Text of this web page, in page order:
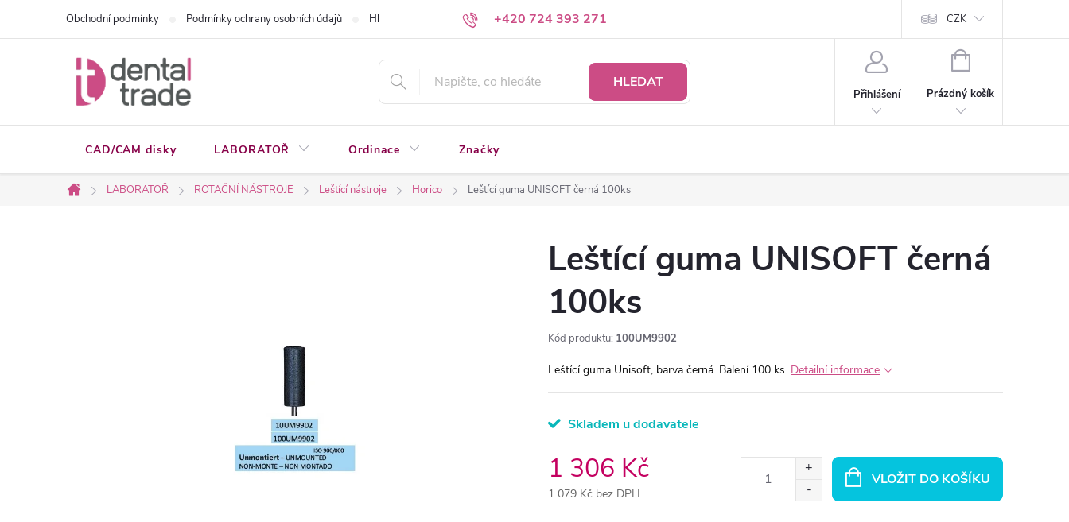
+420 724 393 271
Obchodní podmínky Podmínky ochrany osobních údajů Hledáte a nenacházíte? Napište nám CZK
HLEDAT
Přihlášení
NÁKUPNÍ
Prázdný košík
CAD/CAM disky LABORATOŘ Ordinace Značky
Domů
LABORATOŘ ROTAČNÍ NÁSTROJE Leštící nástroje Horico Leštící guma UNISOFT černá 100ks
Leštící guma UNISOFT černá
100ks
Kód produktu: 100UM9902
Leštící guma Unisoft, barva černá. Balení 100 ks. Detailní informace
Skladem u dodavatele
1 306 Kč
1 079 Kč bez DPH
VLOŽIT DO KOŠÍKU